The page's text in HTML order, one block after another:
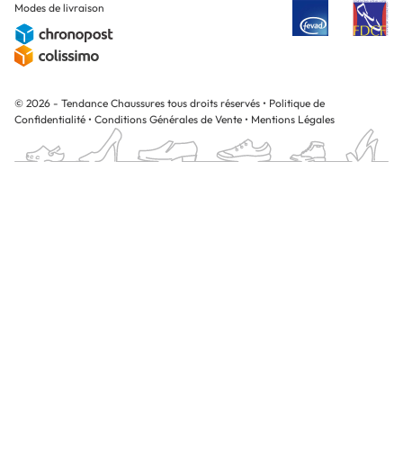
Modes de livraison
© 2026 - Tendance Chaussures tous droits réservés • Politique de
Confidentialité • Conditions Générales de Vente • Mentions Légales